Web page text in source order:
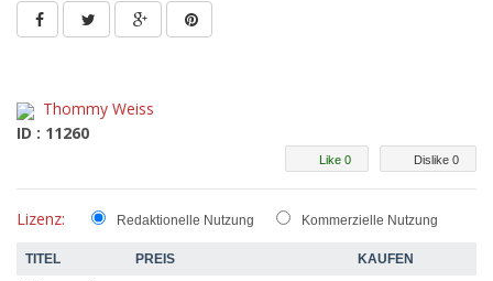
Thommy Weiss
ID : 11260
Dislike 0
Like 0
Lizenz: Redaktionelle Nutzung Kommerzielle Nutzung
TITEL PREIS
KAUFEN